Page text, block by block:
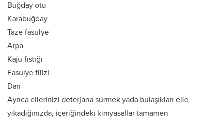
Buğday otu
Karabuğday
Taze fasulye
Arpa
Kaju fıstığı
Fasulye filizi
Darı
Ayrıca ellerinizi deterjana sürmek yada bulaşıkları elle
yıkadığınızda, içeriğindeki kimyasallar tamamen